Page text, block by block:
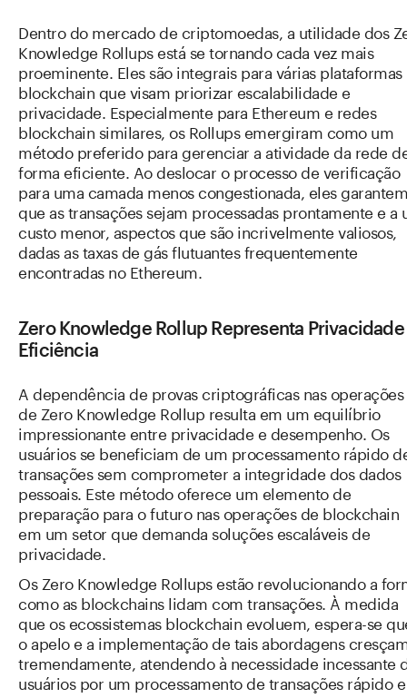
Dentro do mercado de criptomoedas, a utilidade dos
Knowledge Rollups está se tornando cada vez mais
proeminente. Eles são integrais para várias plataformas
blockchain que visam priorizar escalabilidade e
privacidade. Especialmente para Ethereum e redes
blockchain similares, os Rollups emergiram como um
método preferido para gerenciar a atividade da rede
forma eficiente. Ao deslocar o processo de verificação
para uma camada menos congestionada, eles garantem
que as transações sejam processadas prontamente e a
custo menor, aspectos que são incrivelmente valiosos,
dadas as taxas de gás flutuantes frequentemente
encontradas no Ethereum.
Zero Knowledge Rollup Representa Privacidade
Eficiência
A dependência de provas criptográficas nas operações
de Zero Knowledge Rollup resulta em um equilíbrio
impressionante entre privacidade e desempenho. Os
usuários se beneficiam de um processamento rápido
transações sem comprometer a integridade dos dados
pessoais. Este método oferece um elemento de
preparação para o futuro nas operações de blockchain
em um setor que demanda soluções escaláveis de
privacidade.
Os Zero Knowledge Rollups estão revolucionando a
como as blockchains lidam com transações. À medida
que os ecossistemas blockchain evoluem, espera-se
o apelo e a implementação de tais abordagens
tremendamente, atendendo à necessidade incessante
usuários por um processamento de transações rápido e